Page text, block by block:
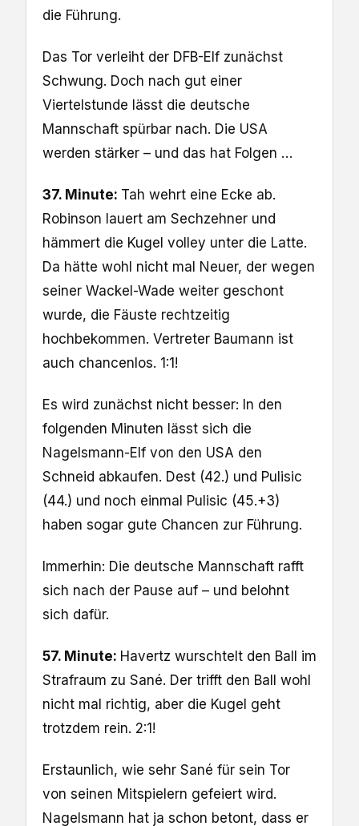
die Führung.
Das Tor verleiht der DFB-Elf zunächst
Schwung. Doch nach gut einer
Viertelstunde lässt die deutsche
Mannschaft spürbar nach. Die USA
werden stärker – und das hat Folgen …
37. Minute: Tah wehrt eine Ecke ab.
Robinson lauert am Sechzehner und
hämmert die Kugel volley unter die Latte.
Da hätte wohl nicht mal Neuer, der wegen
seiner Wackel-Wade weiter geschont
wurde, die Fäuste rechtzeitig
hochbekommen. Vertreter Baumann ist
auch chancenlos. 1:1!
Es wird zunächst nicht besser: In den
folgenden Minuten lässt sich die
Nagelsmann-Elf von den USA den
Schneid abkaufen. Dest (42.) und Pulisic
(44.) und noch einmal Pulisic (45.+3)
haben sogar gute Chancen zur Führung.
Immerhin: Die deutsche Mannschaft rafft
sich nach der Pause auf – und belohnt
sich dafür.
57. Minute: Havertz wurschtelt den Ball im
Strafraum zu Sané. Der trifft den Ball wohl
nicht mal richtig, aber die Kugel geht
trotzdem rein. 2:1!
Erstaunlich, wie sehr Sané für sein Tor
von seinen Mitspielern gefeiert wird.
Nagelsmann hat ja schon betont, dass er